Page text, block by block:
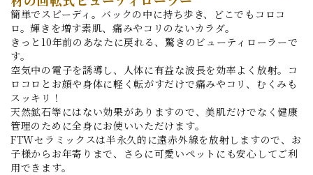
簡単でスピーディ。バックの中に持ち歩き、どこでもコロコ
ロ。輝きを増す素肌、痛みやコリのないカラダ。
きっと10年前のあなたに戻れる、驚きのビューティローラーで
す。
空気中の電子を誘導し、人体に有益な波長を効率よく放射。コ
ロコロとお顔や身体に軽く転がすだけで痛みやコリ、むくみも
スッキリ！
天然鉱石等にはない効果がありますので、美肌だけでなく健康
管理のために全身にお使いいただけます。
FTWセラミックスは半永久的に遠赤外線を放射しますので、お
子様からお年寄りまで、さらに可愛いペットにも安心してご利
用できます。